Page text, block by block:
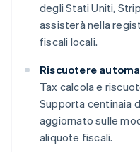
degli Stati Uniti,
assisterà nella
fiscali locali.
Riscuotere
Tax calcola e
Supporta centinaia
aggiornato sulle
aliquote fiscali.
简体中文English
Cipro
English
EnglishItaliano
Danimarca
English
Emirati Arabi Uniti
English
Estonia